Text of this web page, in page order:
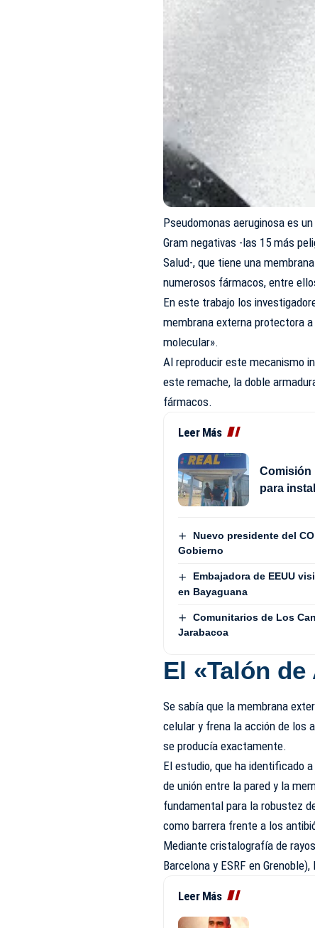
Pseudomonas aeruginosa es
Gram negativas -las 15 más
Salud-, que tiene una
numerosos fármacos, entre
En este trabajo los
membrana externa protectora
molecular».
Al reproducir este mecanismo
este remache, la doble
fármacos.
Leer Más
Comisión
para
Nuevo presidente del
Gobierno
Embajadora de EEUU
en Bayaguana
Comunitarios de Los
Jarabacoa
El «Talón
Se sabía que la membrana
celular y frena la acción de los
se producía exactamente.
El estudio, que ha identificado
de unión entre la pared y la
fundamental para la robustez
como barrera frente a los
Mediante cristalografía de
Barcelona y ESRF en
Leer Más